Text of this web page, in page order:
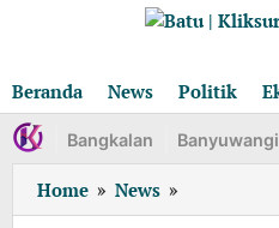
Beranda
News Politik
Bangkalan Banyuwangi
Home » News »